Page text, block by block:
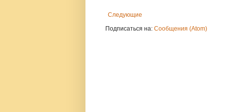
Следующие
Подписаться на: Сообщения (Atom)